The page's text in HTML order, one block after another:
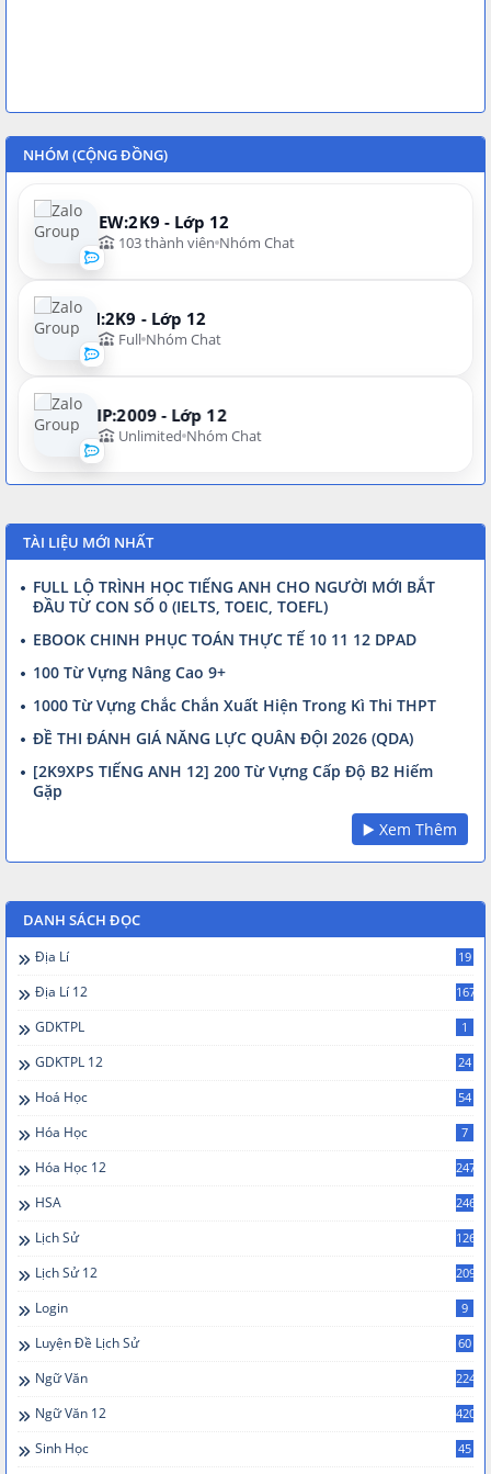
NHÓM (CỘNG ĐỒNG)
NEW:2K9 - Lớp 12
103 thành viên Nhóm Chat
N:2K9 - Lớp 12
Full Nhóm Chat
VIP:2009 - Lớp 12
Unlimited Nhóm Chat
TÀI LIỆU MỚI NHẤT
FULL LỘ TRÌNH HỌC TIẾNG ANH CHO NGƯỜI MỚI BẮT
ĐẦU TỪ CON SỐ 0 (IELTS, TOEIC, TOEFL)
EBOOK CHINH PHỤC TOÁN THỰC TẾ 10 11 12 DPAD
100 Từ Vựng Nâng Cao 9+
1000 Từ Vựng Chắc Chắn Xuất Hiện Trong Kì Thi THPT
ĐỀ THI ĐÁNH GIÁ NĂNG LỰC QUÂN ĐỘI 2026 (QDA)
[2K9XPS TIẾNG ANH 12] 200 Từ Vựng Cấp Độ B2 Hiếm
Gặp
▶️ Xem Thêm
DANH SÁCH ĐỌC
Địa Lí 19
Địa Lí 12 167
GDKTPL 1
GDKTPL 12 24
Hoá Học 54
Hóa Học 7
Hóa Học 12 247
HSA 246
Lịch Sử 126
Lịch Sử 12 209
Login 9
Luyện Đề Lịch Sử 60
Ngữ Văn 224
Ngữ Văn 12 420
Sinh Học 45